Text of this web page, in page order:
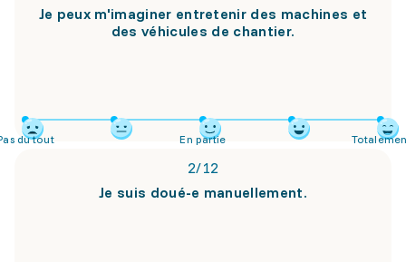
Je peux m'imaginer entretenir des machines et
des véhicules de chantier.
du tout En partie
2/12
Je suis doué-e manuellement.